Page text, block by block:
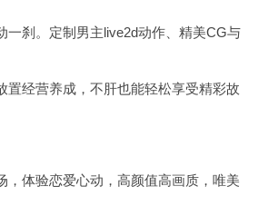
一刹。定制男主live2d动作、精美CG与
置经营养成，不肝也能轻松享受精彩故
，体验恋爱心动，高颜值高画质，唯美